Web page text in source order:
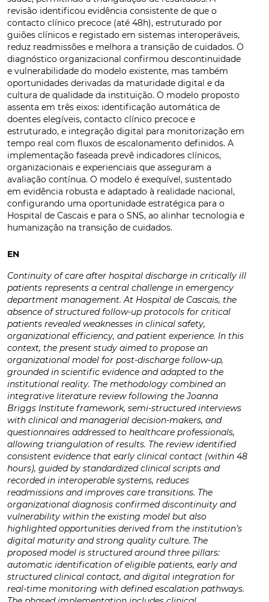
revisão identificou evidência consistente de que o
contacto clínico precoce (até 48h), estruturado por
guiões clínicos e registado em sistemas interoperáveis,
reduz readmissões e melhora a transição de cuidados. O
diagnóstico organizacional confirmou descontinuidade
e vulnerabilidade do modelo existente, mas também
oportunidades derivadas da maturidade digital e da
cultura de qualidade da instituição. O modelo proposto
assenta em três eixos: identificação automática de
doentes elegíveis, contacto clínico precoce e
estruturado, e integração digital para monitorização em
tempo real com fluxos de escalonamento definidos. A
implementação faseada prevê indicadores clínicos,
organizacionais e experienciais que asseguram a
avaliação contínua. O modelo é exequível, sustentado
em evidência robusta e adaptado à realidade nacional,
configurando uma oportunidade estratégica para o
Hospital de Cascais e para o SNS, ao alinhar tecnologia e
humanização na transição de cuidados.
EN
Continuity of care after hospital discharge in critically ill
patients represents a central challenge in emergency
department management. At Hospital de Cascais, the
absence of structured follow-up protocols for critical
patients revealed weaknesses in clinical safety,
organizational efficiency, and patient experience. In this
context, the present study aimed to propose an
organizational model for post-discharge follow-up,
grounded in scientific evidence and adapted to the
institutional reality. The methodology combined an
integrative literature review following the Joanna
Briggs Institute framework, semi-structured interviews
with clinical and managerial decision-makers, and
questionnaires addressed to healthcare professionals,
allowing triangulation of results. The review identified
consistent evidence that early clinical contact (within 48
hours), guided by standardized clinical scripts and
recorded in interoperable systems, reduces
readmissions and improves care transitions. The
organizational diagnosis confirmed discontinuity and
vulnerability within the existing model but also
highlighted opportunities derived from the institution’s
digital maturity and strong quality culture. The
proposed model is structured around three pillars:
automatic identification of eligible patients, early and
structured clinical contact, and digital integration for
real-time monitoring with defined escalation pathways.